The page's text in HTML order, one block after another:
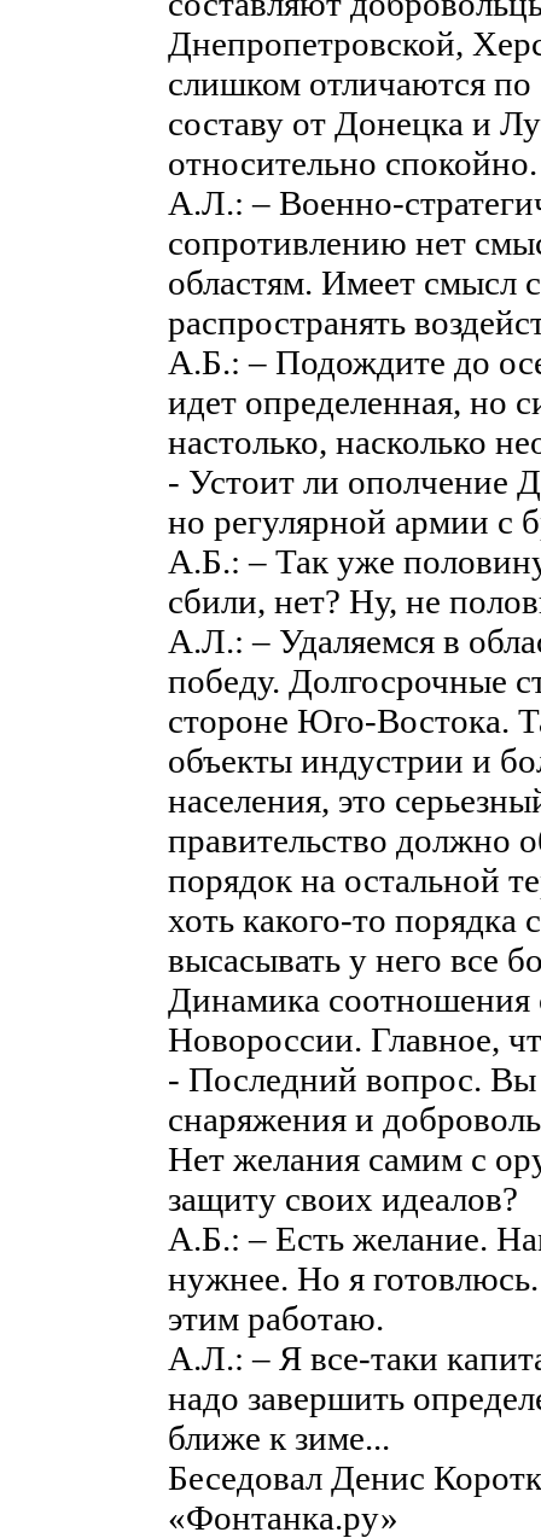
Днепропетровской,
слишком отличаются
составу от Донецка и
относительно спокойно.
А.Л.: – Военно-
сопротивлению нет
областям. Имеет смысл
распространять
А.Б.: – Подождите до
идет определенная, но
настолько, насколько
- Устоит ли ополчение
но регулярной армии с
А.Б.: – Так уже
сбили, нет? Ну, не
А.Л.: – Удаляемся в
победу. Долгосрочные
стороне Юго-Востока.
объекты индустрии и
населения, это
правительство должно
порядок на остальной
хоть какого-то порядка
высасывать у него все
Динамика соотношения
Новороссии. Главное,
- Последний вопрос. Вы
снаряжения и
Нет желания самим с
защиту своих идеалов?
А.Б.: – Есть желание.
нужнее. Но я
этим работаю.
А.Л.: – Я все-таки
надо завершить
ближе к зиме...
Беседовал Денис
«Фонтанка.ру»